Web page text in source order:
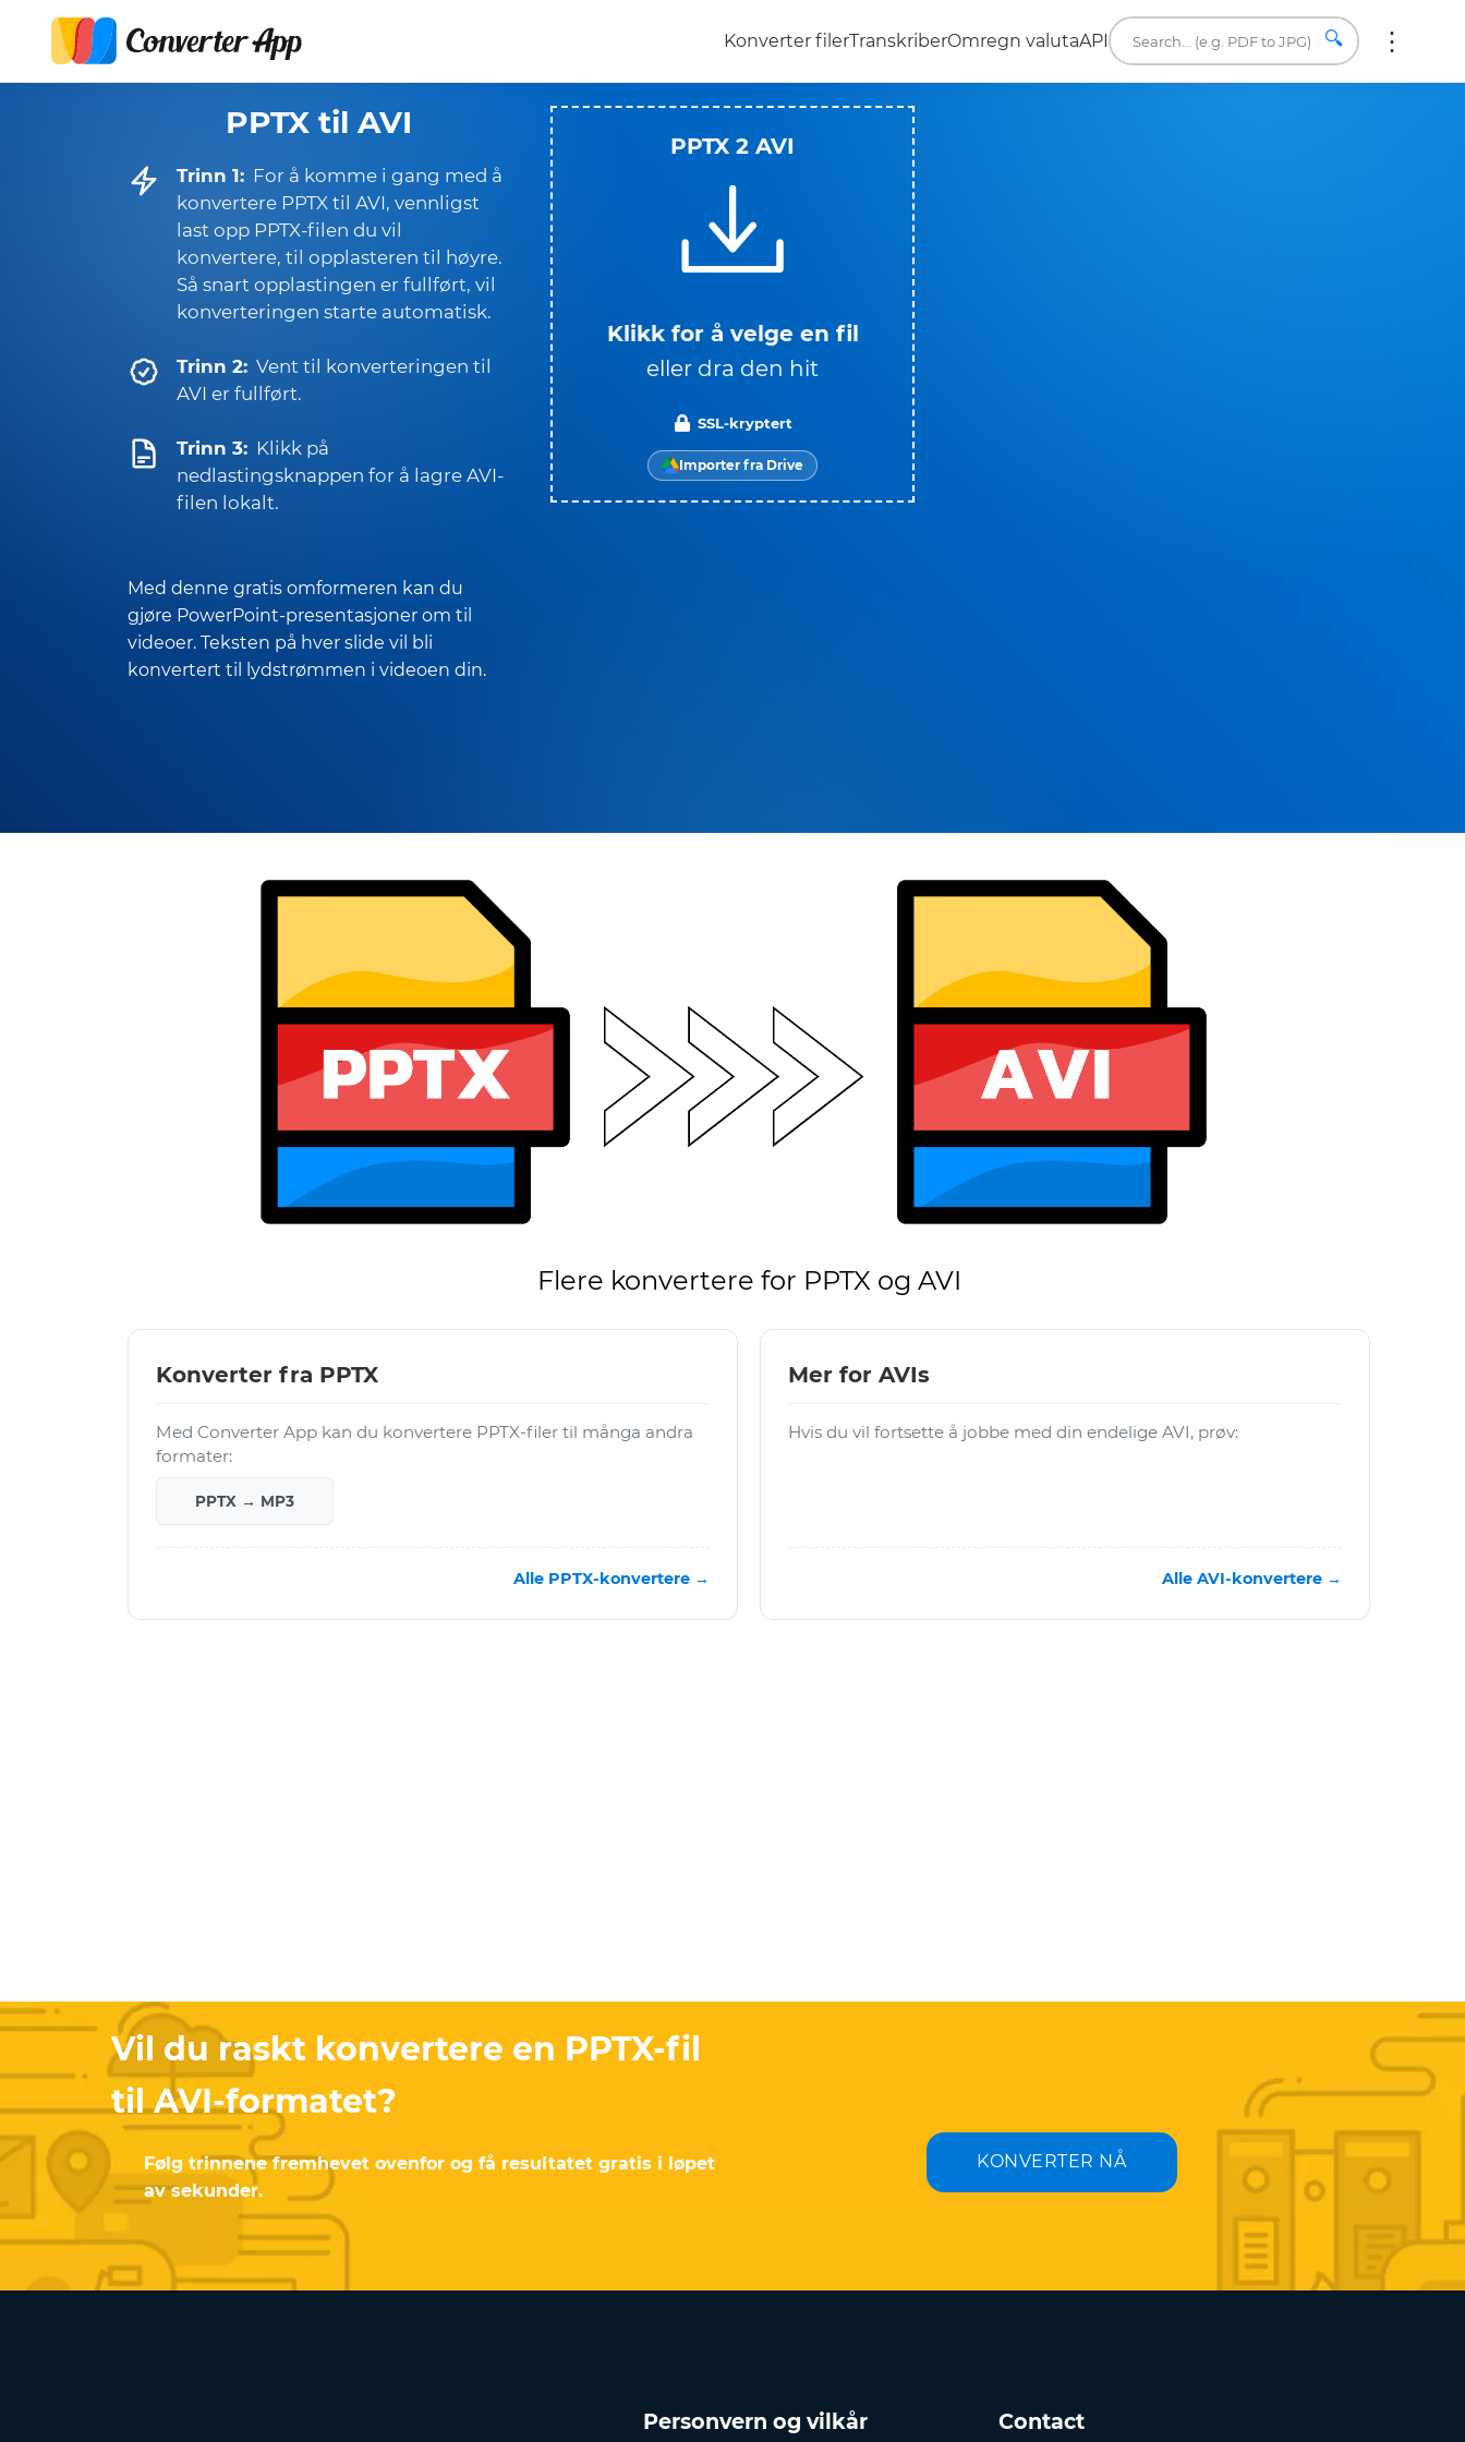
Konverter filerTranskriberOmregn valutaAPI 🔍
PPTX til AVI
Trinn 1: For å komme i gang med å
konvertere PPTX til AVI, vennligst
last opp PPTX-filen du vil
konvertere, til opplasteren til høyre.
Så snart opplastingen er fullført, vil
konverteringen starte automatisk.
Trinn 2: Vent til konverteringen til
AVI er fullført.
Trinn 3: Klikk på
nedlastingsknappen for å lagre AVI-
filen lokalt.
Med denne gratis omformeren kan du
gjøre PowerPoint-presentasjoner om til
videoer. Teksten på hver slide vil bli
konvertert til lydstrømmen i videoen din.
PPTX 2 AVI
Klikk for å velge en fil
eller dra den hit
SSL-kryptert
Importer fra Drive
Flere konvertere for PPTX og AVI
Konverter fra PPTX
Med Converter App kan du konvertere PPTX-filer til många andra
formater:
PPTX → MP3
Alle PPTX-konvertere →
Mer for AVIs
Hvis du vil fortsette å jobbe med din endelige AVI, prøv:
Alle AVI-konvertere →
Vil du raskt konvertere en PPTX-fil
til AVI-formatet?
Følg trinnene fremhevet ovenfor og få resultatet gratis i løpet
av sekunder.
KONVERTER NÅ
Personvern og vilkår Contact